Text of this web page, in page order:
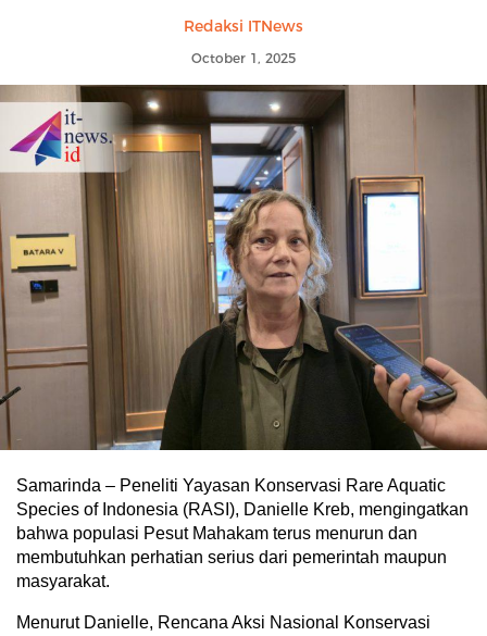
Redaksi ITNews
October 1, 2025
Samarinda – Peneliti Yayasan Konservasi Rare Aquatic
Species of Indonesia (RASI), Danielle Kreb, mengingatkan
bahwa populasi Pesut Mahakam terus menurun dan
membutuhkan perhatian serius dari pemerintah maupun
masyarakat.
Menurut Danielle, Rencana Aksi Nasional Konservasi